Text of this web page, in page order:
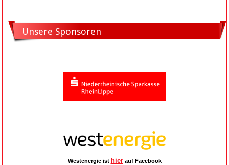
Unsere Sponsoren
Westenergie ist hierauf Facebook